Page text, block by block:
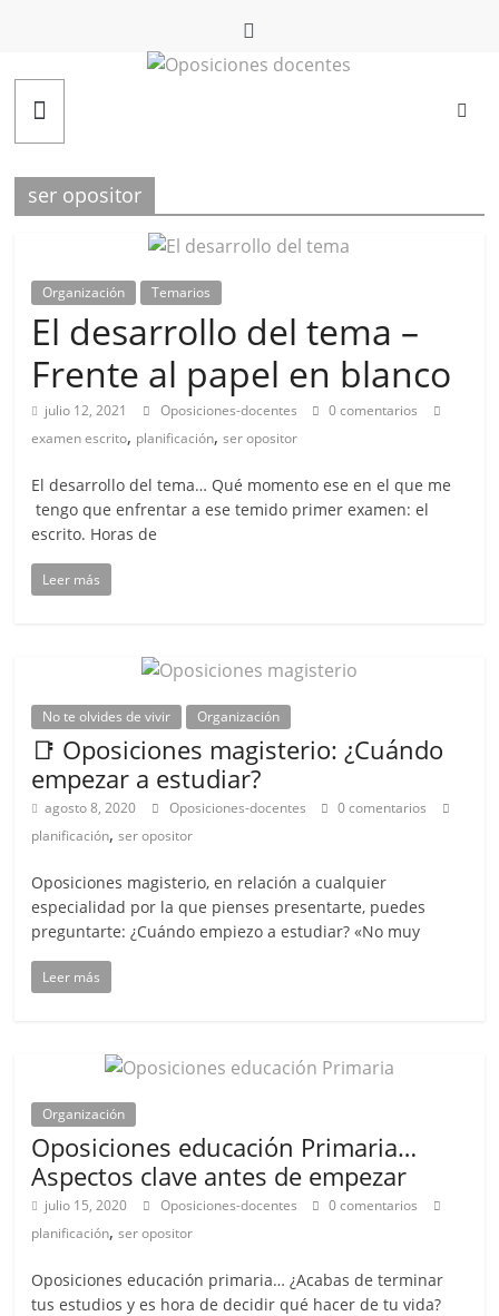
Oposiciones
docentes
ser opositor
Organización Temarios
El desarrollo del tema –
Frente al papel en blanco
julio 12, 2021 Oposiciones-docentes
0 comentarios
examen escrito, planificación,ser opositor
El desarrollo del tema… Qué momento ese en el que me
tengo que enfrentar a ese temido primer examen: el
escrito. Horas de
Leer más
No te olvides de vivir Organización
📑 Oposiciones magisterio: ¿Cuándo
empezar a estudiar?
agosto 8, 2020 Oposiciones-docentes
0 comentarios
planificación,ser opositor
Oposiciones magisterio, en relación a cualquier
especialidad por la que pienses presentarte, puedes
preguntarte: ¿Cuándo empiezo a estudiar? «No muy
Leer más
Organización
Oposiciones educación Primaria…
Aspectos clave antes de empezar
julio 15, 2020 Oposiciones-docentes
0 comentarios
planificación,ser opositor
Oposiciones educación primaria… ¿Acabas de terminar
tus estudios y es hora de decidir qué hacer de tu vida?